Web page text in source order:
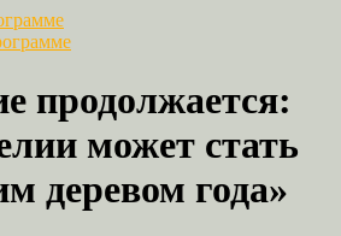
продолжается:
может стать
деревом года»